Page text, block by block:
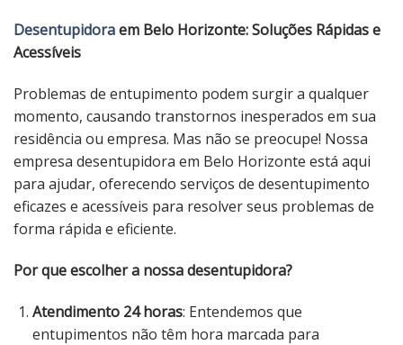
Desentupidoraem Belo Horizonte: Soluções Rápidas e
Acessíveis
Problemas de entupimento podem surgir a qualquer
momento, causando transtornos inesperados em sua
residência ou empresa. Mas não se preocupe! Nossa
empresa desentupidora em Belo Horizonte está aqui
para ajudar, oferecendo serviços de desentupimento
eficazes e acessíveis para resolver seus problemas de
forma rápida e eficiente.
Por que escolher a nossa desentupidora?
Atendimento 24 horas: Entendemos que
entupimentos não têm hora marcada para